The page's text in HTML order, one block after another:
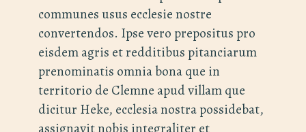
communes usus ecclesie nostre
convertendos. Ipse vero prepositus pro
eisdem agris et redditibus pitanciarum
prenominatis omnia bona que in
territorio de Clemne apud villam que
dicitur Heke, ecclesia nostra possidebat,